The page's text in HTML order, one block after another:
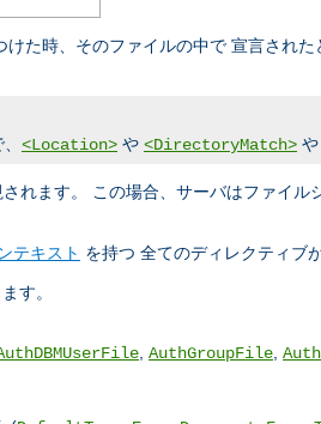
けた時、そのファイルの中で 宣言され
<Location> や <DirectoryMatch> や
れます。 この場合、サーバはファイル
テキスト を持つ 全てのディレクティブ
す。
AuthGroupFile